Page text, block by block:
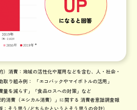
消費：地域の活性化や雇用などを含む、人・社会・
取り組み例：
「エコバックやマイボトルの活用」
量を減らす」「食品ロスへの対策」など
消費（エシカル消費）」に関する 消費者意識調査報
：そう思う/どちらかというとそう思うの合計）